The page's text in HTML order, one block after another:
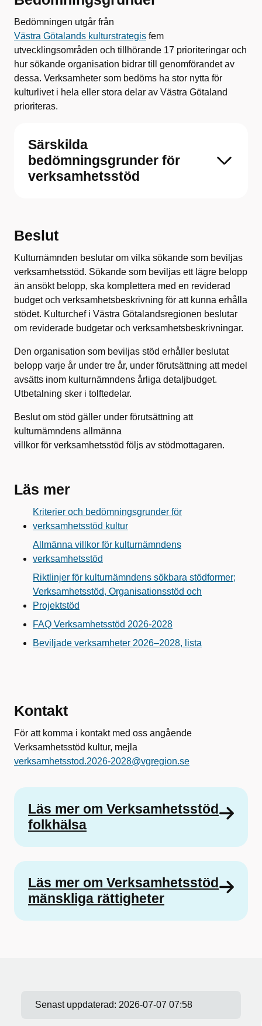
Bedömningen utgår från
Västra Götalands kulturstrategis fem
utvecklingsområden och tillhörande 17 prioriteringar och
hur sökande organisation bidrar till genomförandet av
dessa. Verksamheter som bedöms ha stor nytta för
kulturlivet i hela eller stora delar av Västra Götaland
prioriteras.
Särskilda
bedömningsgrunder för
verksamhetsstöd
Beslut
Kulturnämnden beslutar om vilka sökande som beviljas
verksamhetsstöd. Sökande som beviljas ett lägre belopp
än ansökt belopp, ska komplettera med en reviderad
budget och verksamhetsbeskrivning för att kunna erhålla
stödet. Kulturchef i Västra Götalandsregionen beslutar
om reviderade budgetar och verksamhetsbeskrivningar.
Den organisation som beviljas stöd erhåller beslutat
belopp varje år under tre år, under förutsättning att medel
avsätts inom kulturnämndens årliga detaljbudget.
Utbetalning sker i tolftedelar.
Beslut om stöd gäller under förutsättning att
kulturnämndens allmänna
villkor för verksamhetsstöd följs av stödmottagaren.
Läs mer
Kriterier och bedömningsgrunder för
verksamhetsstöd kultur
Allmänna villkor för kulturnämndens
verksamhetsstöd
Riktlinjer för kulturnämndens sökbara stödformer;
Verksamhetsstöd, Organisationsstöd och
Projektstöd
FAQ Verksamhetsstöd 2026-2028
Beviljade verksamheter 2026–2028, lista
Kontakt
För att komma i kontakt med oss angående
Verksamhetsstöd kultur, mejla
verksamhetsstod.2026-2028@vgregion.se
Läs mer om Verksamhetsstöd
folkhälsa
Läs mer om Verksamhetsstöd
mänskliga rättigheter
Senast uppdaterad: 2026-07-07 07:58